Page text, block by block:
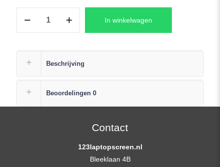
EXPERTBOOK
SERIES
In winkelwagen
Beschrijving
Beoordelingen 0
Contact
123laptopscreen.nl
Bleeklaan 4B